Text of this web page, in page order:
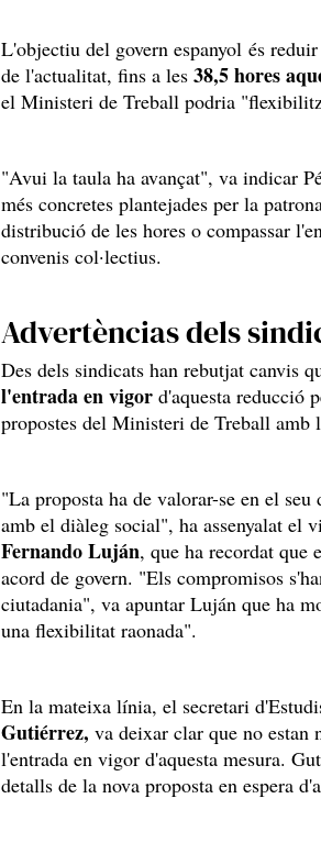
L'objectiu del govern espanyol és
de l'actualitat, fins a les 38,5 hores
el Ministeri de Treball podria
"Avui la taula ha avançat", va indicar
més concretes plantejades per la
distribució de les hores o compassar
convenis col·lectius.
Advertèncias dels
Des dels sindicats han rebutjat canvis
l'entrada en vigor d'aquesta reducció
propostes del Ministeri de Treball
"La proposta ha de valorar-se en el
amb el diàleg social", ha assenyalat el
Fernando Luján, que ha recordat que
acord de govern. "Els compromisos
ciutadania", va apuntar Luján que ha
una flexibilitat raonada".
En la mateixa línia, el secretari
Gutiérrez, va deixar clar que no
l'entrada en vigor d'aquesta mesura.
detalls de la nova proposta en espera